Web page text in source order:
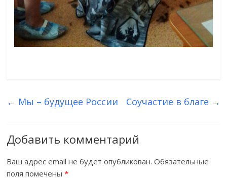
← Мы – будущее России Соучастие в благе →
Добавить комментарий
Ваш адрес email не будет опубликован. Обязательные
поля помечены*